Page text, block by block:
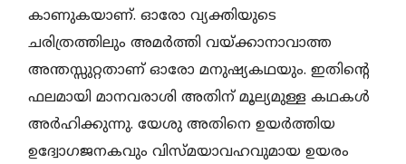
കാണുകയാണ്. ഓരോ വ്യക്തിയുടെ
ചരിത്രത്തിലും അമര്‍ത്തി വയ്ക്കാനാവാത്ത
അന്തസ്സുറ്റതാണ് ഓരോ മനുഷ്യകഥയും. ഇതിന്റെ
ഫലമായി മാനവരാശി അതിന് മൂല്യമുള്ള കഥകള്‍
അര്‍ഹിക്കുന്നു. യേശു അതിനെ ഉയര്‍ത്തിയ
ഉദ്വോഗജനകവും വിസ്മയാവഹവുമായ ഉയരം